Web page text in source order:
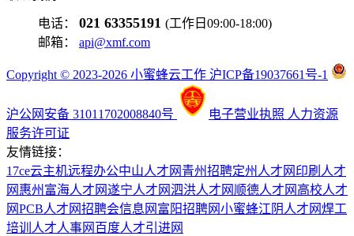
电话： 021 63355191 (工作日09:00-18:00)
邮箱： api@xmf.com
Copyright © 2023-2026 小蜜蜂云工作 沪ICP备19037661号-1
沪公网安备 31011702008840号 电子营业执照 人力资源
服务许可证
友情链接：
17ce云主机远程办公中山人才网 青州招聘定州人才网 印刷人才
网 惠州富海人才网遂宁人才网泗洪人才网 顺德人才网 高校人才
网PCB人才网招聘会信息网 富阳招聘网小蜜蜂江阴人才网焊工
培训 人才人事网 百度人才引进网